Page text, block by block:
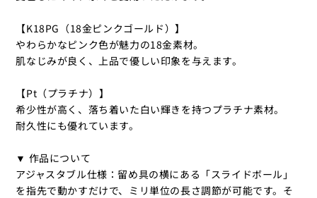
【K18PG（18金ピンクゴールド）】
やわらかなピンク色が魅力の18金素材。
肌なじみが良く、上品で優しい印象を与えます。
【Pt（プラチナ）】
希少性が高く、落ち着いた白い輝きを持つプラチナ素材。
耐久性にも優れています。
▼ 作品について
アジャスタブル仕様：留め具の横にある「スライドボール」
を指先で動かすだけで、ミリ単位の長さ調節が可能です。そ